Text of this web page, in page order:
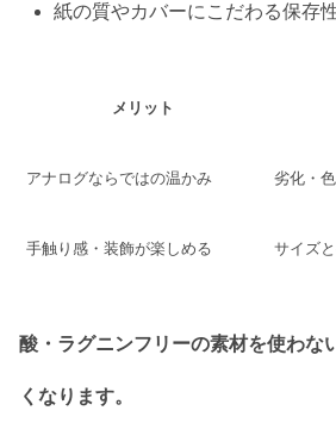
紙の質やカバーにこだわる保存
メリット
アナログならではの温かみ 劣化・
手触り感・装飾が楽しめる サイズ
酸・ラグニンフリーの素材を使わな
くなります。